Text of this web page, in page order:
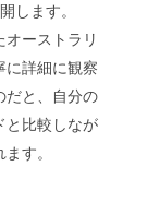
します。
オーストラリ
に詳細に観察
だと、自分の
と比較しなが
す。